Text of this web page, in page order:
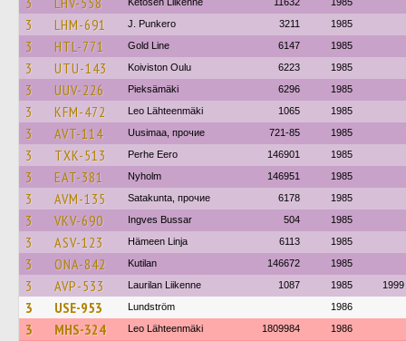
3 LHM-691 J. Punkero 3211 1985
3 HTL-771 Gold Line 6147 1985
3 UTU-143 Koiviston Oulu 6223 1985
3 UUV-226 Pieksämäki 6296 1985
3 KFM-472 Leo Lähteenmäki 1065 1985
3 AVT-114 Uusimaa, прочие 721-85 1985
3 TXK-513 Perhe Eero 146901 1985
3 EAT-381 Nyholm 146951 1985
3 AVM-135 Satakunta, прочие 6178 1985
3 VKV-690 Ingves Bussar 504 1985
3 ASV-123 Hämeen Linja 6113 1985
3 ONA-842 Kutilan 146672 1985
3 AVP-533 Laurilan Liikenne 1087 1985 1999
3 USE-953 Lundström 1986
3 MHS-324 Leo Lähteenmäki 1809984 1986